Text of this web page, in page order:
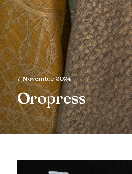
7 Novembre 2024
Oropress